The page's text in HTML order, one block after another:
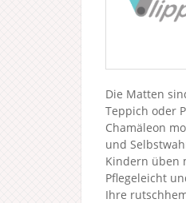
Die Matten
Teppich oder
Chamäleon
und
Kindern üben
Pflegeleicht
Ihre